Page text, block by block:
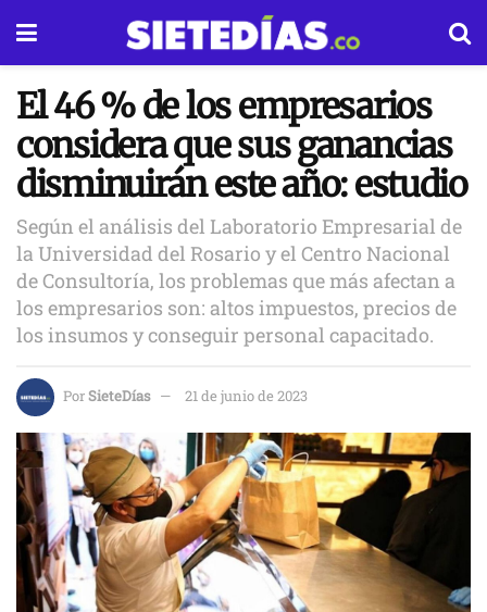
El 46 % de los empresarios
considera que sus ganancias
disminuirán este año: estudio
Según el análisis del Laboratorio Empresarial de
la Universidad del Rosario y el Centro Nacional
de Consultoría, los problemas que más afectan a
los empresarios son: altos impuestos, precios de
los insumos y conseguir personal capacitado.
PorSieteDías 21 de junio de 2023